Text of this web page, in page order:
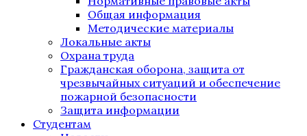
Общая информация
Методические материалы
Локальные акты
Охрана труда
Гражданская оборона, защита от
чрезвычайных ситуаций и обеспечение
пожарной безопасности
Защита информации
Студентам